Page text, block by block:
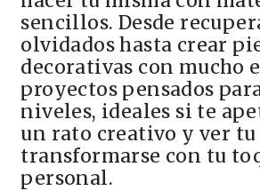
sencillos. Desde
olvidados hasta crear
decorativas con mucho
proyectos pensados
niveles, ideales si te
un rato creativo y ver tu
transformarse con tu
personal.